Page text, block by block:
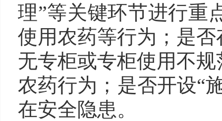
理”等关键环节进行重
使用农药等行为；是
无专柜或专柜使用不
农药行为；是否开设“
在安全隐患。